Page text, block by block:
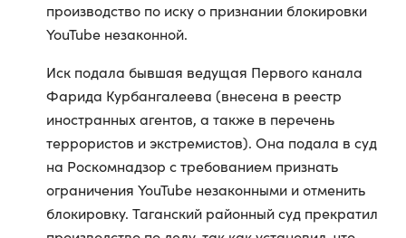
производство по иску о признании блокировки
YouTube незаконной.
Иск подала бывшая ведущая Первого канала
Фарида Курбангалеева (внесена в реестр
иностранных агентов, а также в перечень
террористов и экстремистов). Она подала в суд
на Роскомнадзор с требованием признать
ограничения YouTube незаконными и отменить
блокировку. Таганский районный суд прекратил